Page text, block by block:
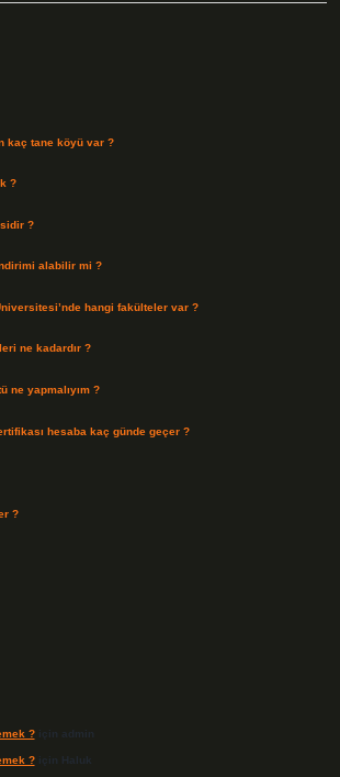
kaç tane köyü var ?
?
?
alabilir mi ?
hangi fakülteler var ?
ne kadardır ?
ne yapmalıyım ?
hesaba kaç günde geçer ?
?
?için admin
?için Haluk